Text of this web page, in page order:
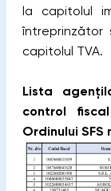
la capitolul
capitolul TVA.
Lista
control
Ordinului SFS